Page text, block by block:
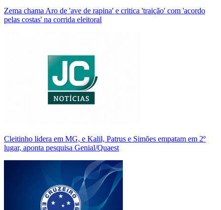
Zema chama Aro de 'ave de rapina' e critica 'traição' com 'acordo
pelas costas' na corrida eleitoral
Cleitinho lidera em MG, e Kalil, Patrus e Simões empatam em 2º
lugar, aponta pesquisa Genial/Quaest